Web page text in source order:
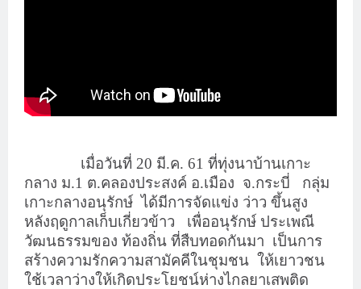
เมื่อวันที่ 20 มี.ค. 61 ที่ทุ่งนาบ้านเกาะ
กลาง ม.1 ต.คลองประสงค์ อ.เมือง จ.กระบี่
กลุ่ม
เกาะกลางอนุรักษ์ ได้มีการจัดแข่ง ว่าว ขึ้นสูง
หลังฤดูกาลเก็บเกี่ยวข้าว
เพื่ออนุรักษ์ ประเพณี
วัฒนธรรมของ ท้องถิ่น ที่สืบทอดกันมา เป็นการ
สร้างความรักความสามัคคีในชุมชน ให้เยาวชน
ใช้เวลาว่างให้เกิดประโยชน์ห่างไกลยาเสพติด